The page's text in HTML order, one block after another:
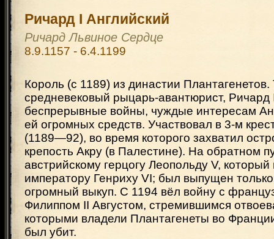
Ричард I Английский
Ричард Львиное Сердце
8.9.1157 - 6.4.1199
Король (с 1189) из династии
средневековый рыцарь-авантюрист, Ричард
беспрерывные войны, чуждые интересам
ей огромных средств. Участвовал в 3-м
(1189—92), во время которого захватил
крепость Акру (в Палестине). На обратном
австрийскому герцогу Леопольду V, который
императору Генриху VI; был выпущен
огромный выкуп. С 1194 вёл войну с
Филиппом II Августом, стремившимся
которыми владели Плантагенеты во
был убит.